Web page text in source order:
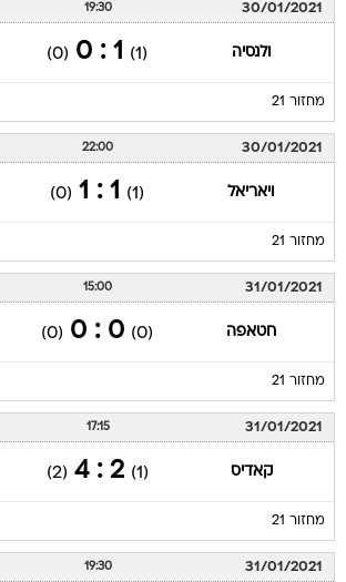
30/01/2021
19:30
ולנסיה (1)
1 : 0
(0)
מחזור 21
30/01/2021
22:00
ויאריאל (1)
1 : 1
(0)
מחזור 21
31/01/2021
15:00
חטאפה (0)
0 : 0
(0)
מחזור 21
31/01/2021
17:15
קאדיס (1)
2 : 4
(2)
מחזור 21
31/01/2021
19:30